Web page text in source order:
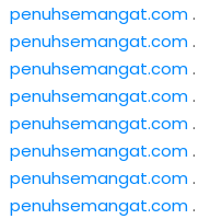
penuhsemangat.com.
penuhsemangat.com.
penuhsemangat.com.
penuhsemangat.com.
penuhsemangat.com.
penuhsemangat.com.
penuhsemangat.com.
penuhsemangat.com.